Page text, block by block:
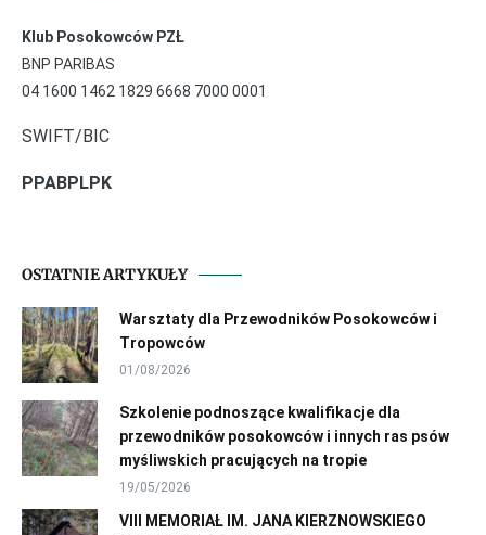
Klub Posokowców PZŁ
BNP PARIBAS
04 1600 1462 1829 6668 7000 0001
SWIFT/BIC
PPABPLPK
OSTATNIE ARTYKUŁY
Warsztaty dla Przewodników Posokowców i
Tropowców
01/08/2026
Szkolenie podnoszące kwalifikacje dla
przewodników posokowców i innych ras psów
myśliwskich pracujących na tropie
19/05/2026
VIII MEMORIAŁ IM. JANA KIERZNOWSKIEGO